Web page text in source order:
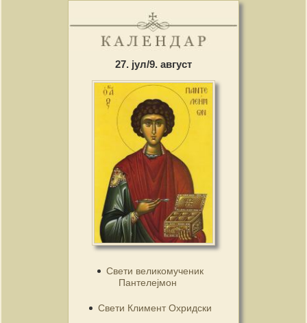
27. јул/9. август
Свети великомученик
Пантелејмон
Свети Климент Охридски